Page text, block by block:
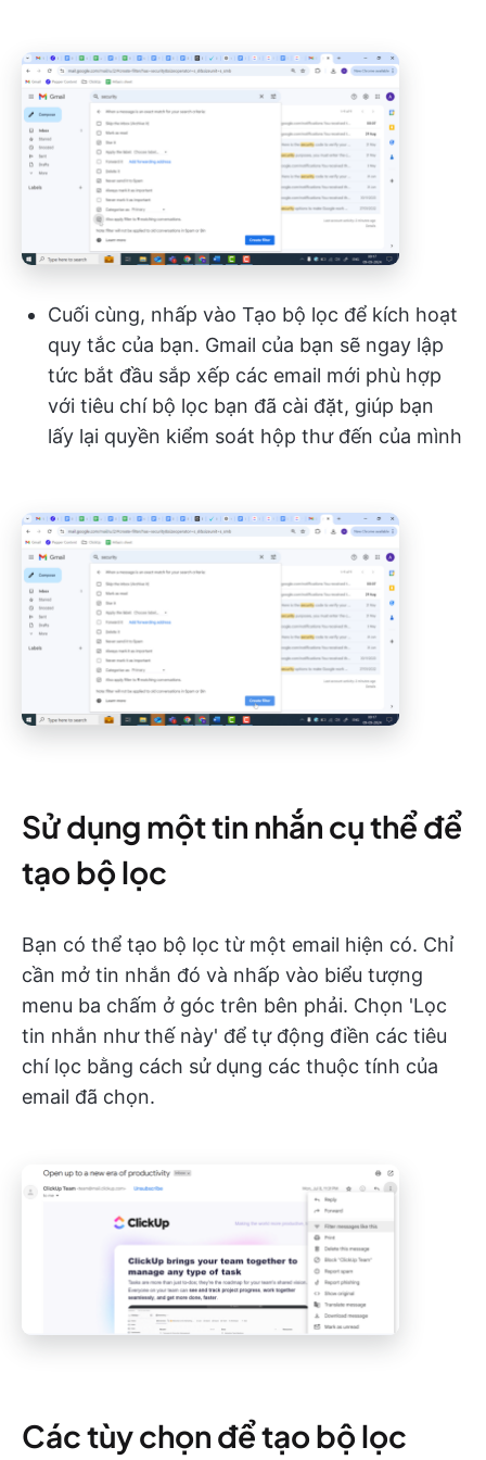
Cuối cùng, nhấp vào Tạo bộ lọc để kích hoạt
quy tắc của bạn. Gmail của bạn sẽ ngay lập
tức bắt đầu sắp xếp các email mới phù hợp
với tiêu chí bộ lọc bạn đã cài đặt, giúp bạn
lấy lại quyền kiểm soát hộp thư đến của mình
Sử dụng một tin nhắn cụ thể để
tạo bộ lọc
Bạn có thể tạo bộ lọc từ một email hiện có. Chỉ
cần mở tin nhắn đó và nhấp vào biểu tượng
menu ba chấm ở góc trên bên phải. Chọn 'Lọc
tin nhắn như thế này' để tự động điền các tiêu
chí lọc bằng cách sử dụng các thuộc tính của
email đã chọn.
Các tùy chọn để tạo bộ lọc